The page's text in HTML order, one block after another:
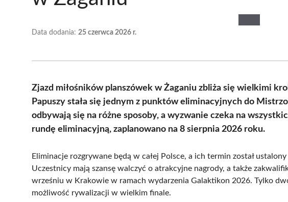
Data dodania: 25 czerwca 2026 r.
Zjazd miłośników planszówek w Żaganiu zbliża się wielkimi
Papuszy stała się jednym z punktów eliminacyjnych do
odbywają się na różne sposoby, a wyzwanie czeka na
rundę eliminacyjną, zaplanowano na 8 sierpnia 2026 roku.
Eliminacje rozgrywane będą w całej Polsce, a ich termin został
Uczestnicy mają szansę walczyć o atrakcyjne nagrody, a także
wrześniu w Krakowie w ramach wydarzenia Galaktikon 2026. Tylko
możliwość rywalizacji w wielkim finale.